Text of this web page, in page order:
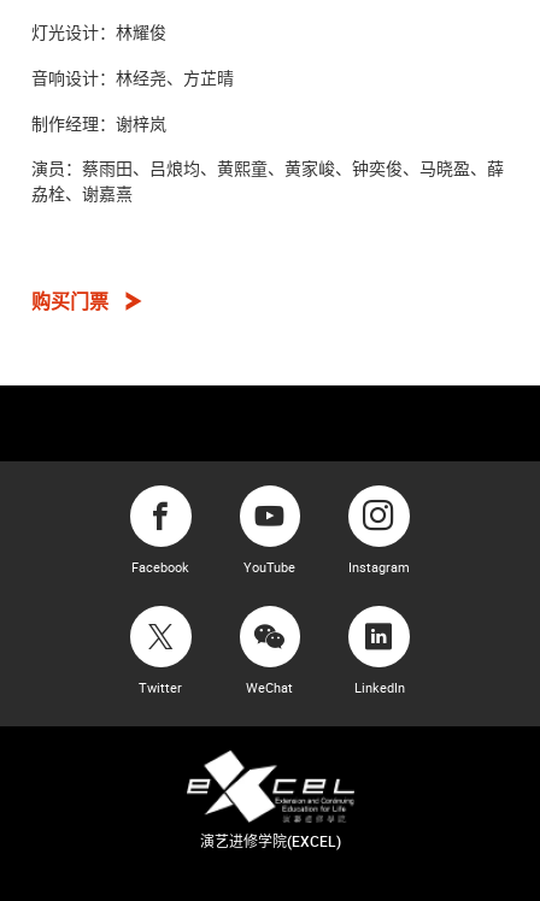
灯光设计：林耀俊
音响设计：林经尧、方芷晴
制作经理：谢梓岚
演员：蔡雨田、吕烺均、黄熙童、黄家峻、钟奕俊、马晓盈、薛
劦栓、谢嘉熹
购买门票
Facebook YouTube Instagram
Twitter WeChat LinkedIn
演艺进修学院(EXCEL)